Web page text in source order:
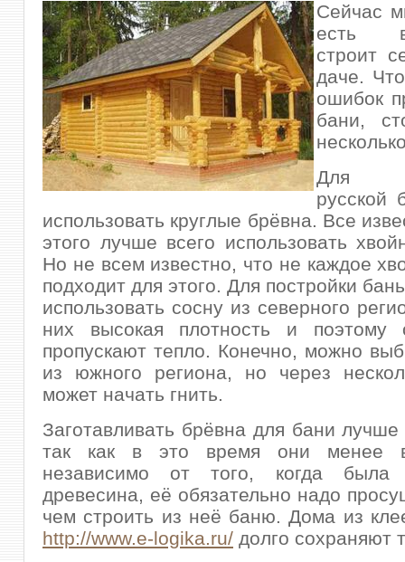
Сейчас
есть
строит
даче.
ошибок
бани,
Для
русской
использовать круглые брёвна. Все
этого лучше всего использовать
Но не всем известно, что не каждое
подходит для этого. Для постройки
использовать сосну из северного
них высокая плотность и
пропускают тепло. Конечно, можно
из южного региона, но через
может начать гнить.
Заготавливать брёвна для бани лучше
так как в это время они менее
независимо от того, когда была
древесина, её обязательно надо
чем строить из неё баню. Дома из
http://www.e-logika.ru/ долго сохраняют